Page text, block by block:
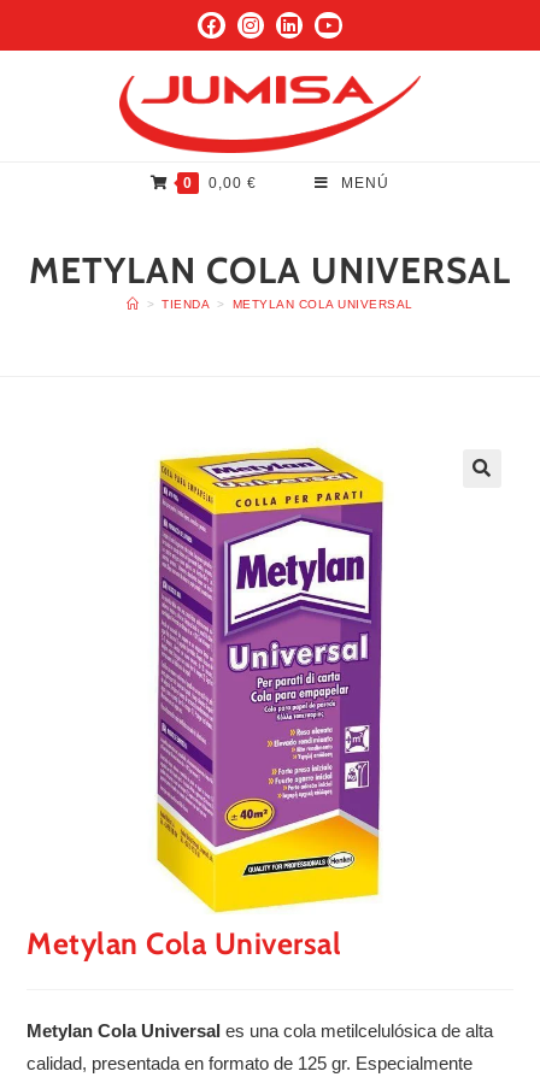
0 0,00 € MENÚ
METYLAN COLA UNIVERSAL
> TIENDA > METYLAN COLA UNIVERSAL
Metylan Cola Universal
Metylan Cola Universal es una cola metilcelulósica de alta
calidad, presentada en formato de 125 gr. Especialmente